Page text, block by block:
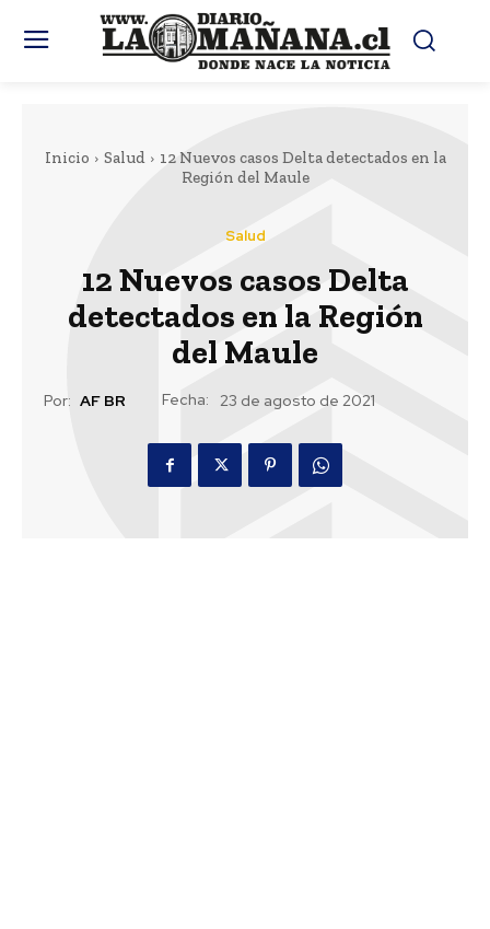
Inicio Salud
12 Nuevos casos Delta detectados en la
Región del Maule
Salud
12 Nuevos casos Delta
detectados en la Región
del Maule
Por: AF BR Fecha: 23 de agosto de 2021